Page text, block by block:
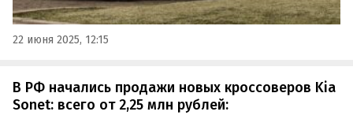
22 июня 2025, 12:15
В РФ начались продажи новых кроссоверов Kia
Sonet: всего от 2,25 млн рублей: